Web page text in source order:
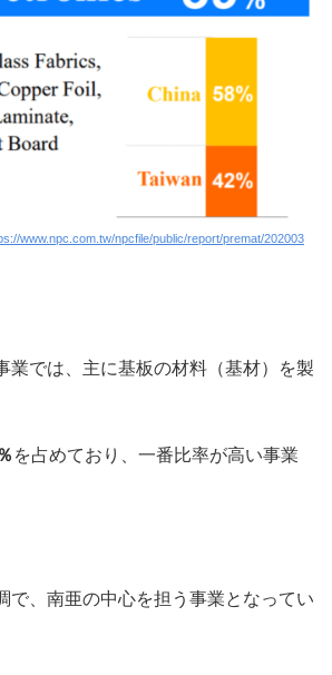
www.npc.com.tw/npcfile/public/report/premat/202003
業では、主に基板の材料（基材）を製
を占めており、一番比率が高い事業
で、南亜の中心を担う事業となってい